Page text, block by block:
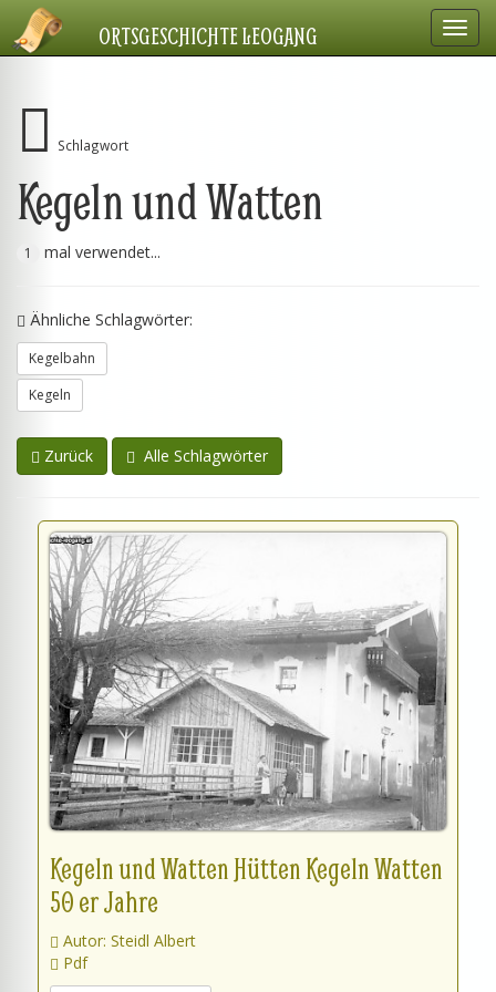
ORTSGESCHICHTE LEOGANG
Schlagwort
Kegeln und Watten
1 mal verwendet...
Ähnliche Schlagwörter:
Kegelbahn
Kegeln
Zurück Alle Schlagwörter
Kegeln und Watten Hütten Kegeln Watten
50 er Jahre
Autor: Steidl Albert
Pdf